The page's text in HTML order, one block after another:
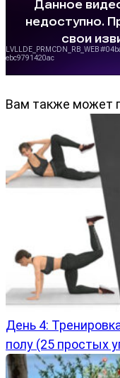
Вам также может
День 4:
полу (25 простых